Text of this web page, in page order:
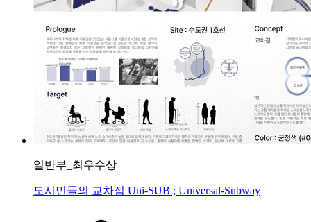
일반부_최우수상
도시민들의 교차점 Uni-SUB ; Universal-Subway